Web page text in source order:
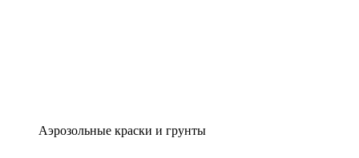
Аэрозольные краски и грунты